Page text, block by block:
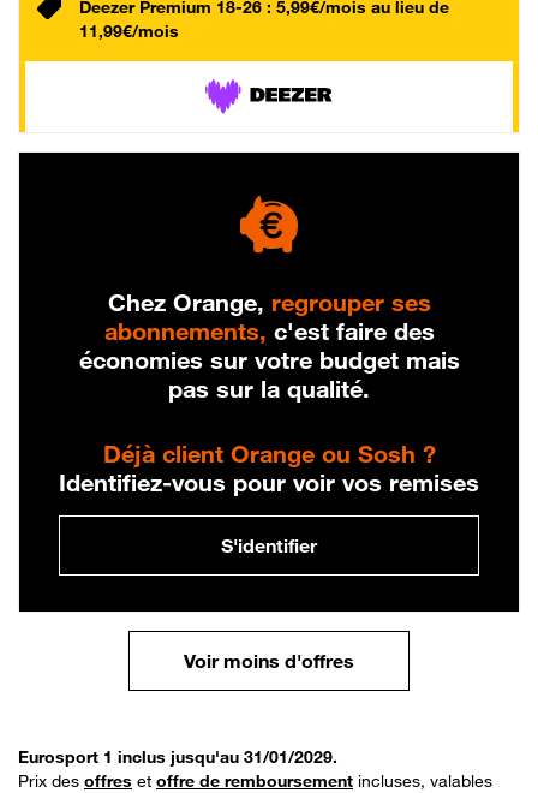
Deezer Premium 18-26 : 5,99€/mois au lieu de
11,99€/mois
Chez Orange, regrouper ses
abonnements, c'est faire des
économies sur votre budget mais
pas sur la qualité.
Déjà client Orange ou Sosh ?
Identifiez-vous pour voir vos remises
S'identifier
Voir moins d'offres
Eurosport 1 inclus jusqu'au 31/01/2029.
Prix des offres et offre de remboursement incluses, valables